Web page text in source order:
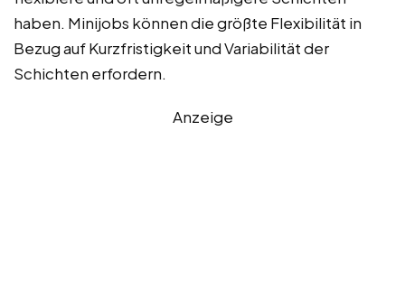
haben. Minijobs können die größte Flexibilität in
Bezug auf Kurzfristigkeit und Variabilität der
Schichten erfordern.
Anzeige